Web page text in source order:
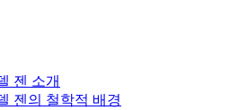
젠 소개
젠의 철학적 배경